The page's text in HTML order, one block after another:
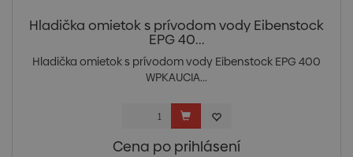
Hladička omietok s prívodom vody Eibenstock
EPG 40...
Hladička omietok s prívodom vody Eibenstock EPG 400
WPKAUCIA...
Cena po prihlásení